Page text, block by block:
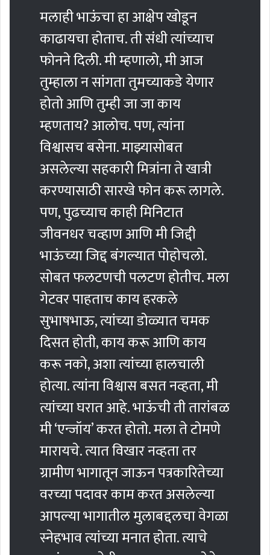
मलाही भाऊंचा हा आक्षेप खोडून
काढायचा होताच. ती संधी त्यांच्याच
फोनने दिली. मी म्हणालो, मी आज
तुम्हाला न सांगता तुमच्याकडे येणार
होतो आणि तुम्ही जा जा काय
म्हणताय? आलोच. पण, त्यांना
विश्वासच बसेना. माझ्यासोबत
असलेल्या सहकारी मित्रांना ते खात्री
करण्यासाठी सारखे फोन करू लागले.
पण, पुढच्याच काही मिनिटात
जीवनधर चव्हाण आणि मी जिद्दी
भाऊंच्या जिद्द बंगल्यात पोहोचलो.
सोबत फलटणची पलटण होतीच. मला
गेटवर पाहताच काय हरकले
सुभाषभाऊ, त्यांच्या डोळ्यात चमक
दिसत होती, काय करू आणि काय
करू नको, अशा त्यांच्या हालचाली
होत्या. त्यांना विश्वास बसत नव्हता, मी
त्यांच्या घरात आहे. भाऊंची ती तारांबळ
मी ‘एन्जॉय’ करत होतो. मला ते टोमणे
मारायचे. त्यात विखार नव्हता तर
ग्रामीण भागातून जाऊन पत्रकारितेच्या
वरच्या पदावर काम करत असलेल्या
आपल्या भागातील मुलाबद्दलचा वेगळा
स्नेहभाव त्यांच्या मनात होता. त्याचे